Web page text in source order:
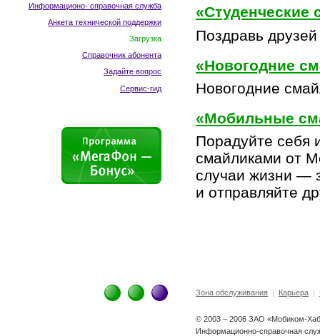
Информационо- справочная служба
Анкета технической поддержки
Загрузка
Справочник абонента
Задайте вопрос
Сервис-гид
«Студенческие
Поздравь
«Новогодние
Новогодние
«Мобильные
Порадуйте себя
смайликами от
случаи жизни —
и отправляйте
Зона обслуживания| Карьера|
© 2003 – 2006 ЗАО «Мобиком-
Информационно-справочная